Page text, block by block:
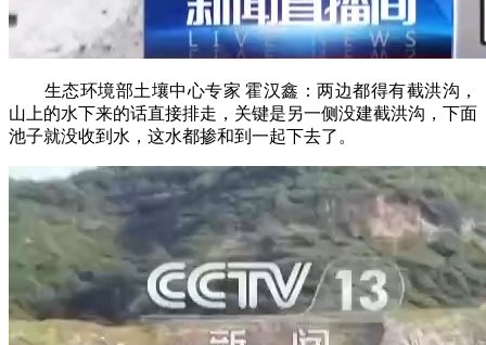
生态环境部土壤中心专家 霍汉鑫：两边都得有截洪沟，
山上的水下来的话直接排走，关键是另一侧没建截洪沟，下面
池子就没收到水，这水都掺和到一起下去了。